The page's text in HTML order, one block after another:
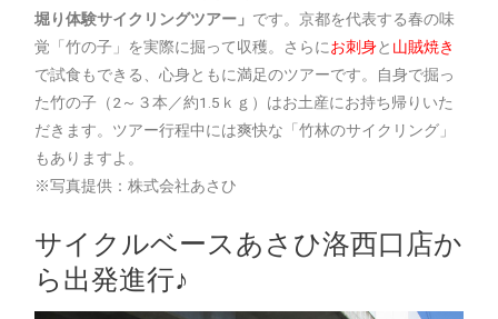
堀り体験サイクリングツアー」 です。京都を代表する春の味
覚「竹の子」を実際に掘って収穫。さらにお刺身と 山賊焼き
で試食もできる、心身ともに満足のツアーです。自身で掘っ
た竹の子（2～３本／約1.5ｋｇ）はお土産にお持ち帰りいた
だきます。ツアー行程中には爽快な「竹林のサイクリング」
もありますよ。
※写真提供：株式会社あさひ
サイクルベースあさひ洛西口店か
ら出発進行♪